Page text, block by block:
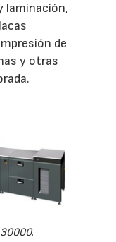
laminación,
de
y otras